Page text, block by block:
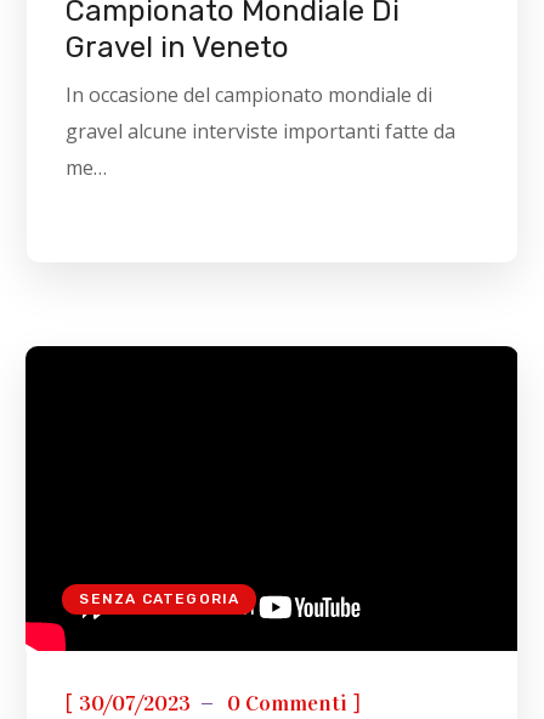
Campionato Mondiale Di
Gravel in Veneto
In occasione del campionato mondiale di
gravel alcune interviste importanti fatte da
me…
SENZA CATEGORIA
[ 30/07/2023 0 Commenti ]